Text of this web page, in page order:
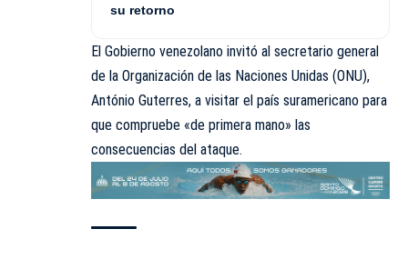
su retorno
El Gobierno venezolano invitó al secretario general
de la Organización de las Naciones Unidas (ONU),
António Guterres, a visitar el país suramericano para
que compruebe «de primera mano» las
consecuencias del ataque.